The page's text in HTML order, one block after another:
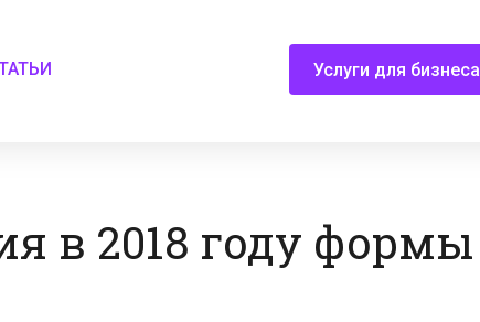
Услуги для бизнеса
в 2018 году формы